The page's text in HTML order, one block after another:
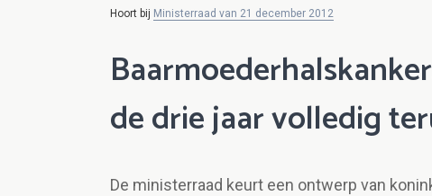
Hoort bij Ministerraad van 21 december 2012
de drie jaar volledig
De ministerraad keurt een ontwerp van